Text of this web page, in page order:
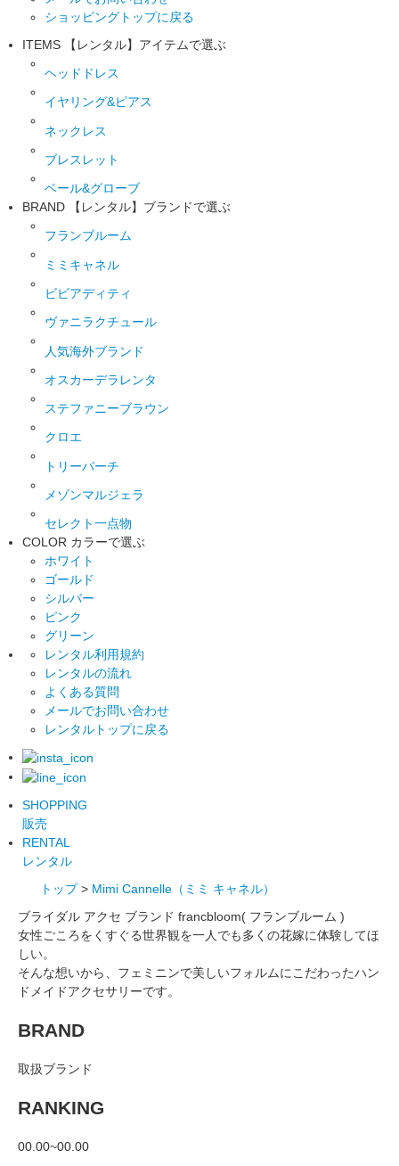
ショッピングトップに戻る
ITEMS
【レンタル】アイテムで選ぶ
ヘッドドレス
イヤリング&ピアス
ネックレス
ブレスレット
ベール&グローブ
BRAND
【レンタル】ブランドで選ぶ
フランブルーム
ミミキャネル
ビビアディティ
ヴァニラクチュール
人気海外ブランド
オスカーデラレンタ
ステファニーブラウン
クロエ
トリーバーチ
メゾンマルジェラ
セレクト一点物
COLOR カラーで選ぶ
ホワイト
ゴールド
シルバー
ピンク
グリーン
レンタル利用規約
レンタルの流れ
よくある質問
メールでお問い合わせ
レンタルトップに戻る
SHOPPING
販売
RENTAL
レンタル
トップ > Mimi Cannelle（ミミ キャネル）
ブライダル アクセ ブランド francbloom( フランブルーム )
女性ごころをくすぐる世界観を一人でも多くの花嫁に体験してほ
しい。
そんな想いから、フェミニンで美しいフォルムにこだわったハン
ドメイドアクセサリーです。
BRAND
取扱ブランド
RANKING
00.00~00.00